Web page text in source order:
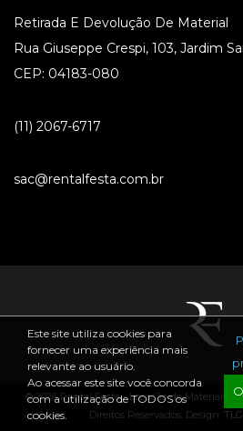
Retirada E Devolução De Material
Rua Giuseppe Crespi, 103, Jardim
CEP: 04183-080
(11) 2067-6717
sac@rentalfesta.com.br
® 2026 Rental Festa - Locação de Materiais
Direitos Reservados. Design:
Este site utiliza cookies para
fornecer uma experiência mais
relevante ao usuário.
Ao acessar este site você concorda
com a utilização de TODOS os
cookies.